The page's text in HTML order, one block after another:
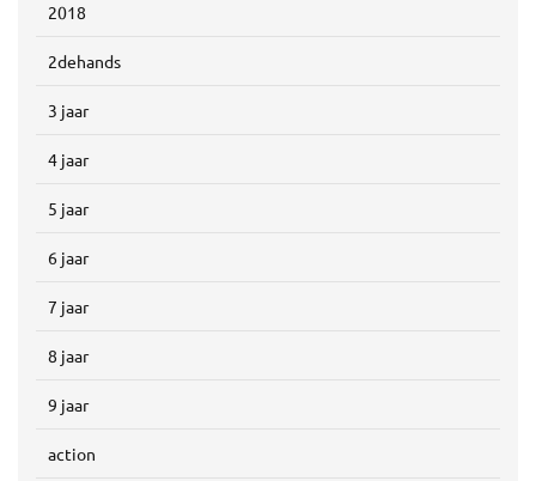
2018
2dehands
3 jaar
4 jaar
5 jaar
6 jaar
7 jaar
8 jaar
9 jaar
action